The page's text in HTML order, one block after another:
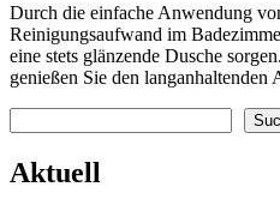
Durch die einfache Anwendung
Reinigungsaufwand im
eine stets glänzende Dusche
genießen Sie den langanhaltenden
Aktuell